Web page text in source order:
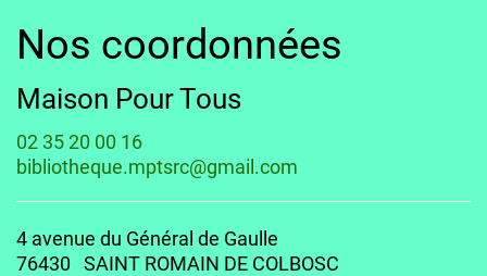
Nos coordonnées
Maison Pour Tous
02 35 20 00 16
bibliotheque.mptsrc@gmail.com
4 avenue du Général de Gaulle
76430 SAINT ROMAIN DE COLBOSC